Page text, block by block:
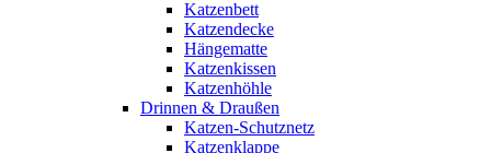
Katzenbett
Katzendecke
Hängematte
Katzenkissen
Katzenhöhle
Drinnen & Draußen
Katzen-Schutznetz
Katzenklappe